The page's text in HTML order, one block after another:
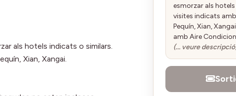
als hotels indicats o similars.
Xian, Xangai.
esmorzar als
visites indicats
Pequín, Xian,
amb Aire
(… veure